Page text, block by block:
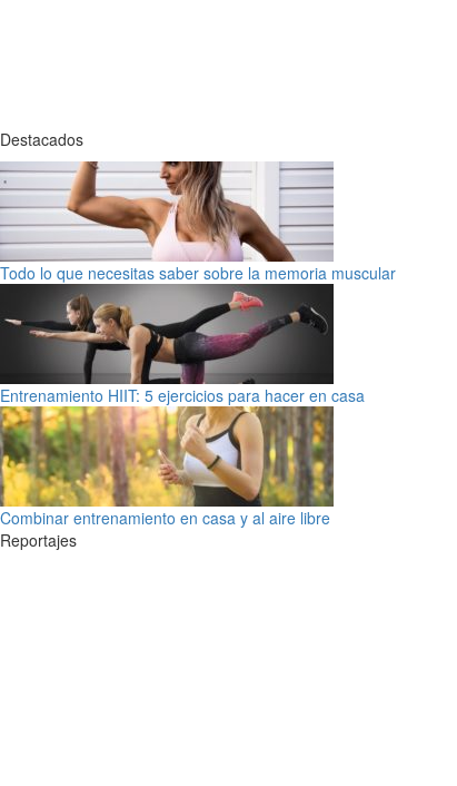
Destacados
Todo lo que necesitas saber sobre la memoria muscular
Entrenamiento HIIT: 5 ejercicios para hacer en casa
Combinar entrenamiento en casa y al aire libre
Reportajes